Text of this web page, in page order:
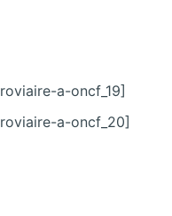
a-oncf_19]
a-oncf_20]